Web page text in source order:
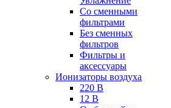
Cо сменными
фильтрами
Без сменных
фильтров
Фильтры и
аксессуары
Ионизаторы воздуха
220 В
12 В